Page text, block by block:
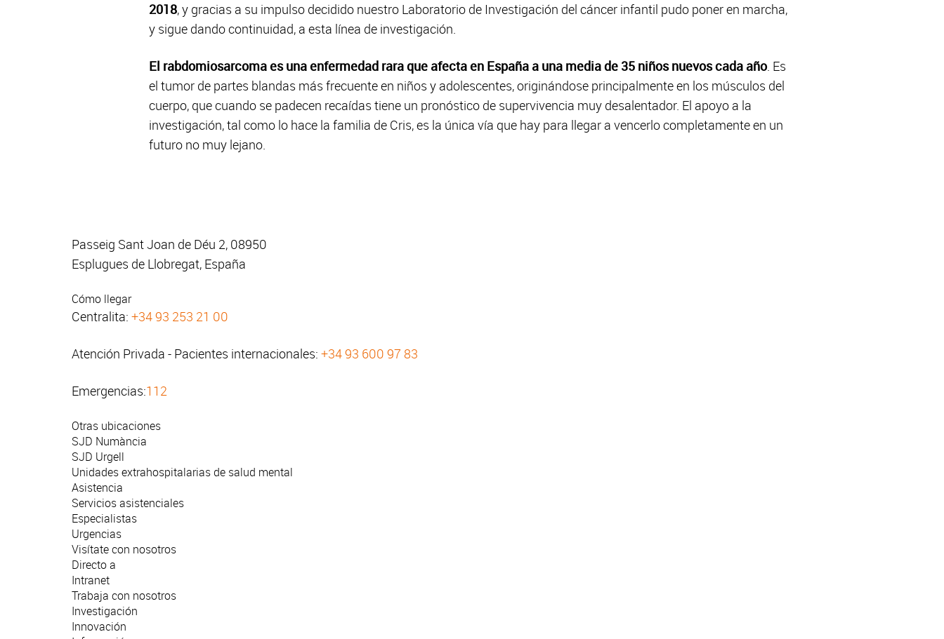
2018, y gracias a su impulso decidido nuestro Laboratorio de Investigación del cáncer infantil pudo poner en marcha,
y sigue dando continuidad, a esta línea de investigación.
El rabdomiosarcoma es una enfermedad rara que afecta en España a una media de 35 niños nuevos cada año. Es
el tumor de partes blandas más frecuente en niños y adolescentes, originándose principalmente en los músculos del
cuerpo, que cuando se padecen recaídas tiene un pronóstico de supervivencia muy desalentador. El apoyo a la
investigación, tal como lo hace la familia de Cris, es la única vía que hay para llegar a vencerlo completamente en un
futuro no muy lejano.
Passeig Sant Joan de Déu 2, 08950
Esplugues de Llobregat, España
Cómo llegar
Centralita: +34 93 253 21 00
Atención Privada - Pacientes internacionales: +34 93 600 97 83
Emergencias:112
Otras ubicaciones
SJD Numància
SJD Urgell
Unidades extrahospitalarias de salud mental
Asistencia
Servicios asistenciales
Especialistas
Urgencias
Visítate con nosotros
Directo a
Intranet
Trabaja con nosotros
Investigación
Innovación